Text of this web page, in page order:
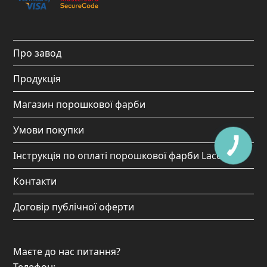
b
o
k
a
r
a
m
u
e
o
Про завод
Продукція
Магазин порошкової фарби
Умови покупки
Інструкція по оплаті порошкової фарби Lacover
Контакти
Договір публічної оферти
Маєте до нас питання?